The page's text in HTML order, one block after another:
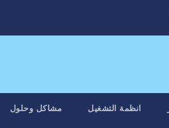
انظمة التشغيل مشاكل وحلول